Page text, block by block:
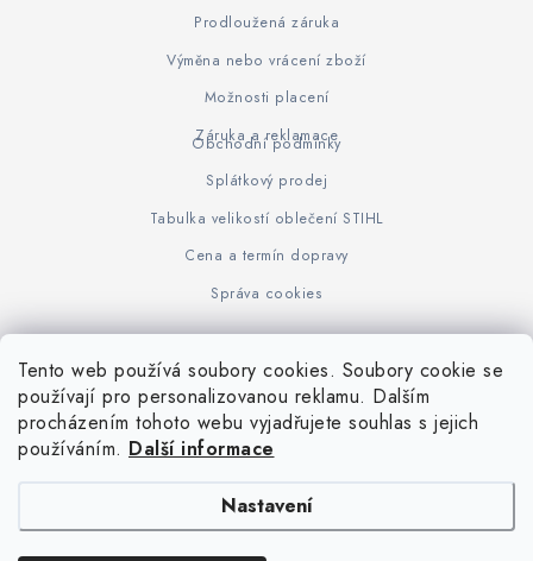
Tento web používá soubory cookies. Soubory cookie se
používají pro personalizovanou reklamu. Dalším
procházením tohoto webu vyjadřujete souhlas s jejich
používáním. Další informace
Nastavení
Prodloužená záruka
Výměna nebo vrácení zboží
Možnosti placení
Záruka a reklamace
Obchodní podmínky
Splátkový prodej
Tabulka velikostí oblečení STIHL
Cena a termín dopravy
Správa cookies
www.KOVOJUHASZ.cz Výrobce STIHL STIHL Timbersport